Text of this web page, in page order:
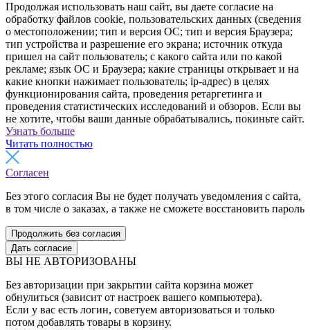
Продолжая использовать наш сайт, вы даете согласие на
обработку файлов cookie, пользовательских данных (сведения
о местоположении; тип и версия ОС; тип и версия Браузера;
тип устройства и разрешение его экрана; источник откуда
пришел на сайт пользователь; с какого сайта или по какой
рекламе; язык ОС и Браузера; какие страницы открывает и на
какие кнопки нажимает пользователь; ip-адрес) в целях
функционирования сайта, проведения ретаргетинга и
проведения статистических исследований и обзоров. Если вы
не хотите, чтобы ваши данные обрабатывались, покиньте сайт.
Узнать больше
Читать полностью
Согласен
Без этого согласия Вы не будет получать уведомления с сайта,
в том числе о заказах, а также не сможете восстановить пароль
Продолжить без согласия
Дать согласие
ВЫ НЕ АВТОРИЗОВАНЫ
Без авторизации при закрытии сайта корзина может
обнулиться (зависит от настроек вашего компьютера).
Если у вас есть логин, советуем авторизоваться и только
потом добавлять товары в корзину.